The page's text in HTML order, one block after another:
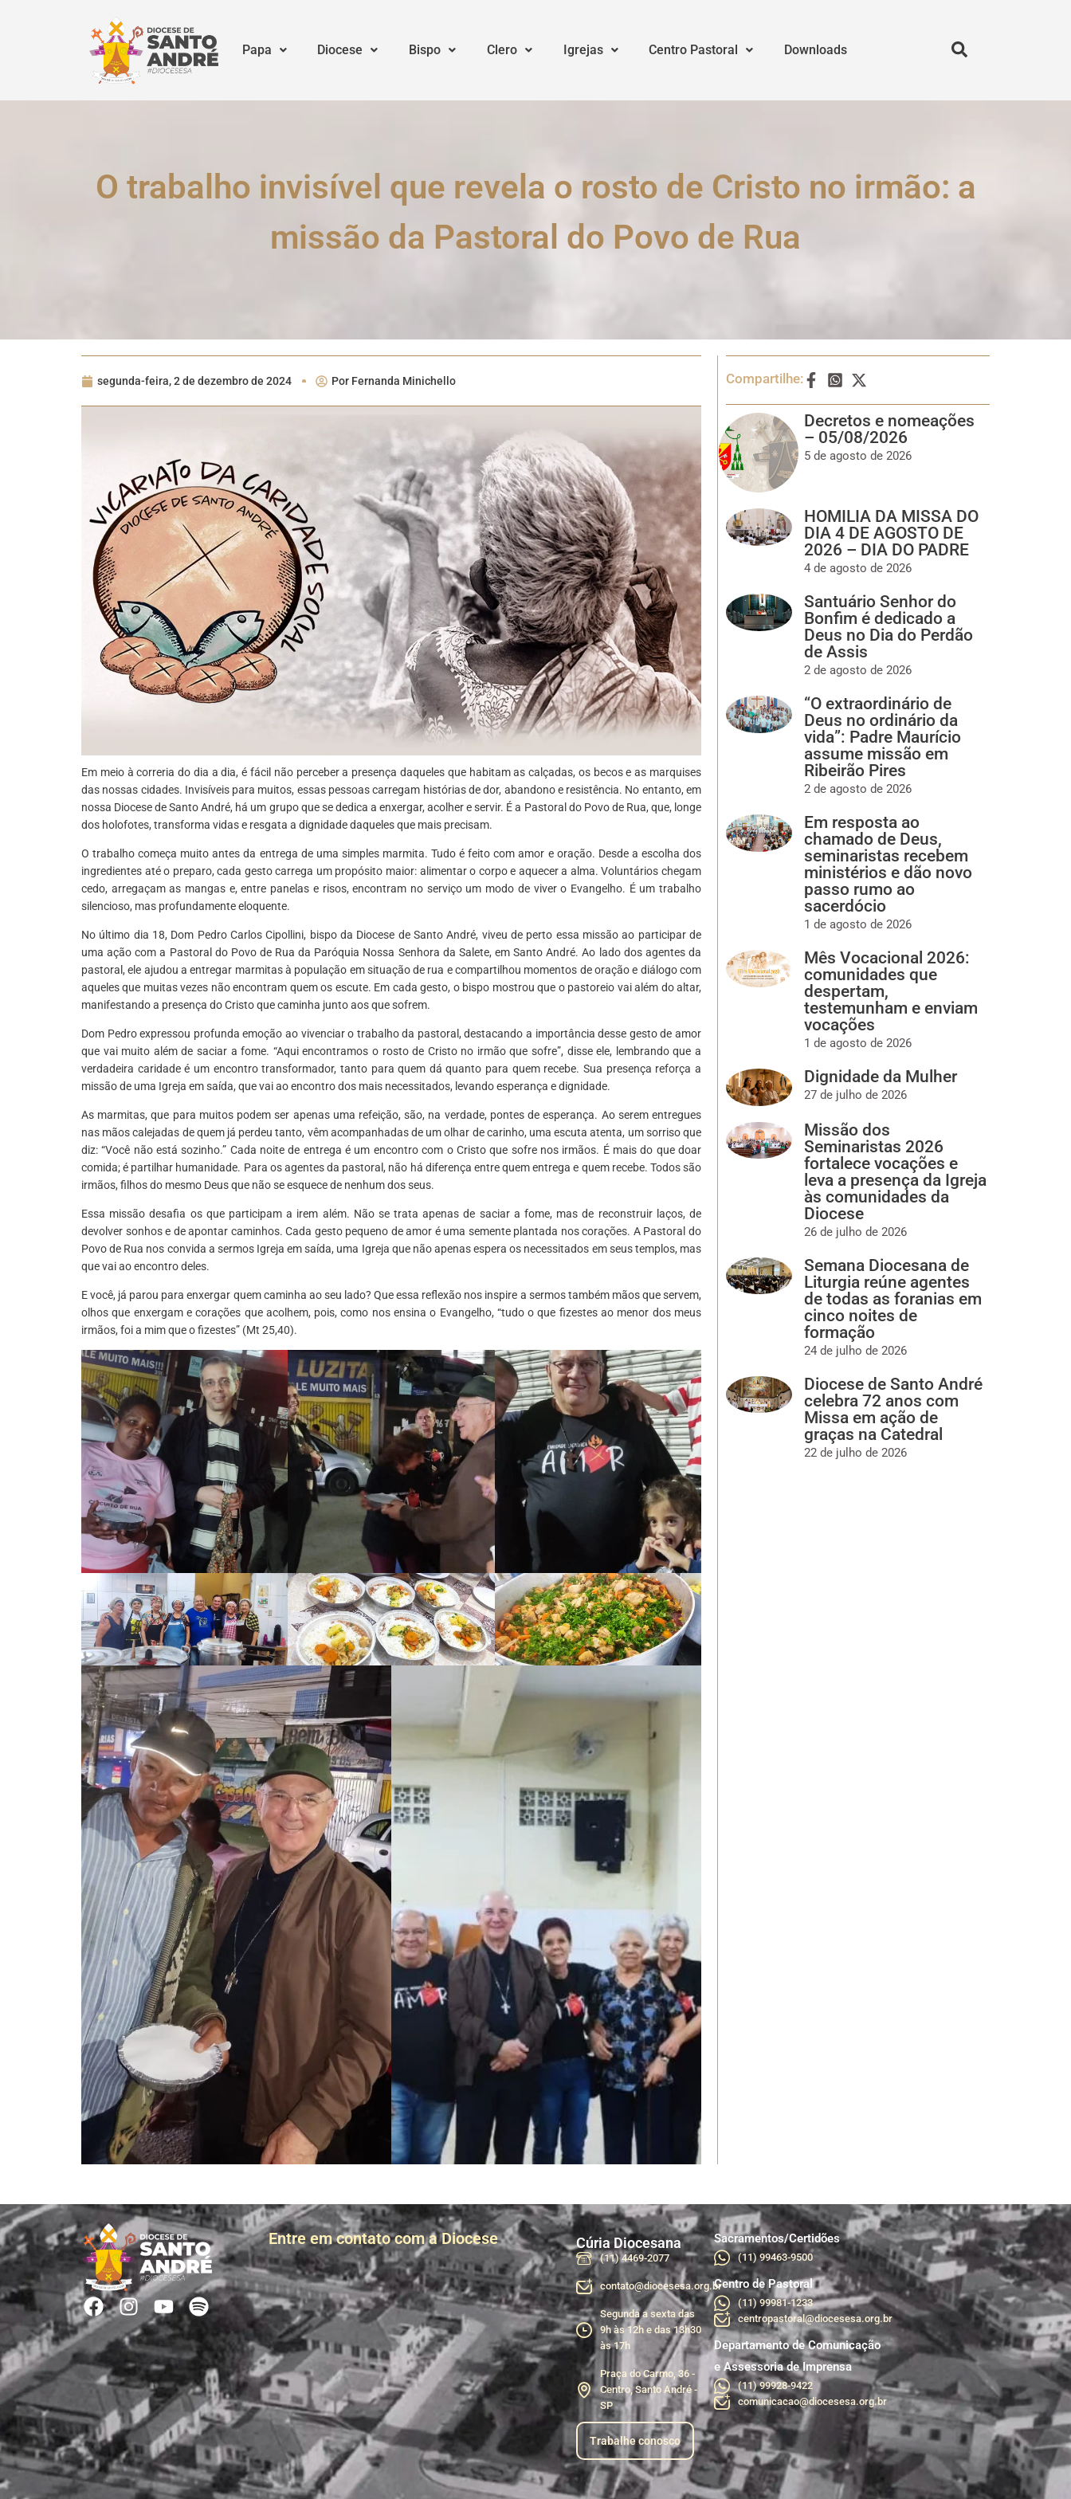
Papa Diocese Bispo Clero Igrejas Centro Pastoral Downloads
O trabalho invisível que revela o rosto de Cristo no irmão: a
missão da Pastoral do Povo de Rua
segunda-feira, 2 de dezembro de 2024 Por Fernanda Minichello
Em meio à correria do dia a dia, é fácil não perceber a presença daqueles que habitam as calçadas, os becos e as marquises
das nossas cidades. Invisíveis para muitos, essas pessoas carregam histórias de dor, abandono e resistência. No entanto, em
nossa Diocese de Santo André, há um grupo que se dedica a enxergar, acolher e servir. É a Pastoral do Povo de Rua, que, longe
dos holofotes, transforma vidas e resgata a dignidade daqueles que mais precisam.
O trabalho começa muito antes da entrega de uma simples marmita. Tudo é feito com amor e oração. Desde a escolha dos
ingredientes até o preparo, cada gesto carrega um propósito maior: alimentar o corpo e aquecer a alma. Voluntários chegam
cedo, arregaçam as mangas e, entre panelas e risos, encontram no serviço um modo de viver o Evangelho. É um trabalho
silencioso, mas profundamente eloquente.
No último dia 18, Dom Pedro Carlos Cipollini, bispo da Diocese de Santo André, viveu de perto essa missão ao participar de
uma ação com a Pastoral do Povo de Rua da Paróquia Nossa Senhora da Salete, em Santo André. Ao lado dos agentes da
pastoral, ele ajudou a entregar marmitas à população em situação de rua e compartilhou momentos de oração e diálogo com
aqueles que muitas vezes não encontram quem os escute. Em cada gesto, o bispo mostrou que o pastoreio vai além do altar,
manifestando a presença do Cristo que caminha junto aos que sofrem.
Dom Pedro expressou profunda emoção ao vivenciar o trabalho da pastoral, destacando a importância desse gesto de amor
que vai muito além de saciar a fome. “Aqui encontramos o rosto de Cristo no irmão que sofre”, disse ele, lembrando que a
verdadeira caridade é um encontro transformador, tanto para quem dá quanto para quem recebe. Sua presença reforça a
missão de uma Igreja em saída, que vai ao encontro dos mais necessitados, levando esperança e dignidade.
As marmitas, que para muitos podem ser apenas uma refeição, são, na verdade, pontes de esperança. Ao serem entregues
nas mãos calejadas de quem já perdeu tanto, vêm acompanhadas de um olhar de carinho, uma escuta atenta, um sorriso que
diz: “Você não está sozinho.” Cada noite de entrega é um encontro com o Cristo que sofre nos irmãos. É mais do que doar
comida; é partilhar humanidade. Para os agentes da pastoral, não há diferença entre quem entrega e quem recebe. Todos são
irmãos, filhos do mesmo Deus que não se esquece de nenhum dos seus.
Essa missão desafia os que participam a irem além. Não se trata apenas de saciar a fome, mas de reconstruir laços, de
devolver sonhos e de apontar caminhos. Cada gesto pequeno de amor é uma semente plantada nos corações. A Pastoral do
Povo de Rua nos convida a sermos Igreja em saída, uma Igreja que não apenas espera os necessitados em seus templos, mas
que vai ao encontro deles.
E você, já parou para enxergar quem caminha ao seu lado? Que essa reflexão nos inspire a sermos também mãos que servem,
olhos que enxergam e corações que acolhem, pois, como nos ensina o Evangelho, “tudo o que fizestes ao menor dos meus
irmãos, foi a mim que o fizestes” (Mt 25,40).
Compartilhe:
Decretos e nomeações
– 05/08/2026
5 de agosto de 2026
HOMILIA DA MISSA DO
DIA 4 DE AGOSTO DE
2026 – DIA DO PADRE
4 de agosto de 2026
Santuário Senhor do
Bonfim é dedicado a
Deus no Dia do Perdão
de Assis
2 de agosto de 2026
“O extraordinário de
Deus no ordinário da
vida”: Padre Maurício
assume missão em
Ribeirão Pires
2 de agosto de 2026
Em resposta ao
chamado de Deus,
seminaristas recebem
ministérios e dão novo
passo rumo ao
sacerdócio
1 de agosto de 2026
Mês Vocacional 2026:
comunidades que
despertam,
testemunham e enviam
vocações
1 de agosto de 2026
Dignidade da Mulher
27 de julho de 2026
Missão dos
Seminaristas 2026
fortalece vocações e
leva a presença da Igreja
às comunidades da
Diocese
26 de julho de 2026
Semana Diocesana de
Liturgia reúne agentes
de todas as foranias em
cinco noites de
formação
24 de julho de 2026
Diocese de Santo André
celebra 72 anos com
Missa em ação de
graças na Catedral
22 de julho de 2026
Entre em contato com a Diocese Cúria Diocesana
(11) 4469-2077
contato@diocesesa.org.br
Segunda a sexta das
9h às 12h e das 13h30
às 17h
Praça do Carmo, 36 -
Centro, Santo André -
SP
Trabalhe conosco
Sacramentos/Certidões
(11) 99463-9500
Centro de Pastoral
(11) 99981-1233
centropastoral@diocesesa.org.br
Departamento de Comunicação
e Assessoria de Imprensa
(11) 99928-9422
comunicacao@diocesesa.org.br